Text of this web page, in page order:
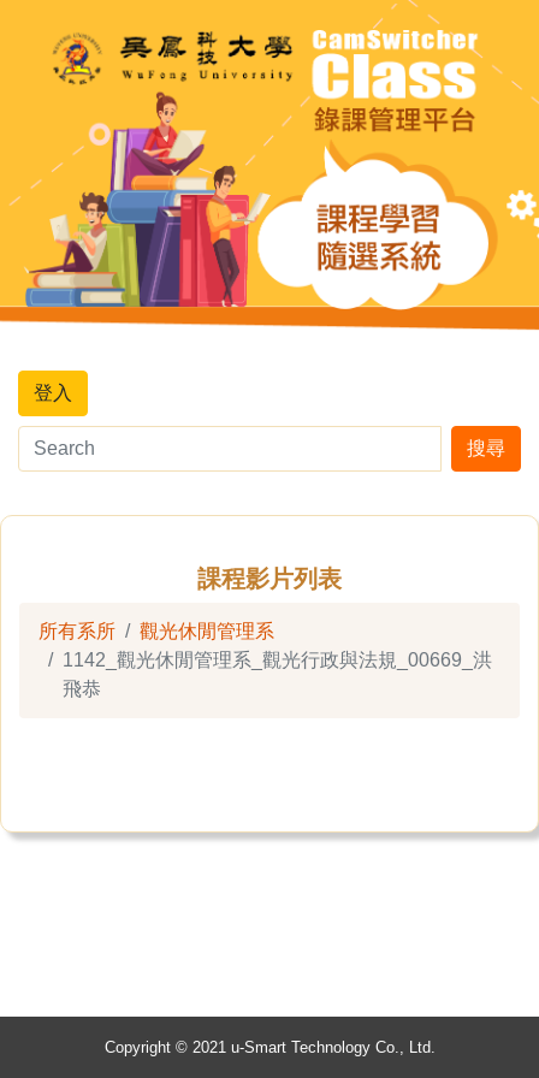
登入
搜尋
課程影片列表
所有系所
觀光休閒管理系
1142_觀光休閒管理系_觀光行政與法規_00669_洪
飛恭
Copyright © 2021 u-Smart Technology Co., Ltd.